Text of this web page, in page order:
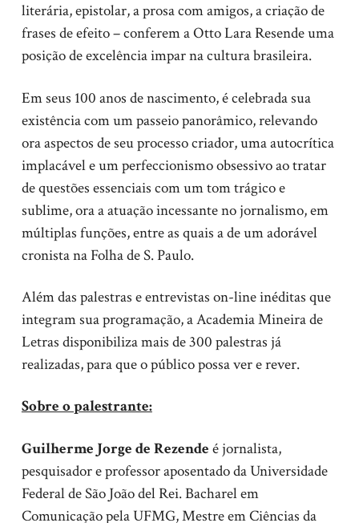
literária, epistolar, a prosa com amigos, a criação de
frases de efeito – conferem a Otto Lara Resende uma
posição de excelência impar na cultura brasileira.
Em seus 100 anos de nascimento, é celebrada sua
existência com um passeio panorâmico, relevando
ora aspectos de seu processo criador, uma autocrítica
implacável e um perfeccionismo obsessivo ao tratar
de questões essenciais com um tom trágico e
sublime, ora a atuação incessante no jornalismo, em
múltiplas funções, entre as quais a de um adorável
cronista na Folha de S. Paulo.
Além das palestras e entrevistas on-line inéditas que
integram sua programação, a Academia Mineira de
Letras disponibiliza mais de 300 palestras já
realizadas, para que o público possa ver e rever.
Sobre o palestrante:
Guilherme Jorge de Rezende é jornalista,
pesquisador e professor aposentado da Universidade
Federal de São João del Rei. Bacharel em
Comunicação pela UFMG, Mestre em Ciências da